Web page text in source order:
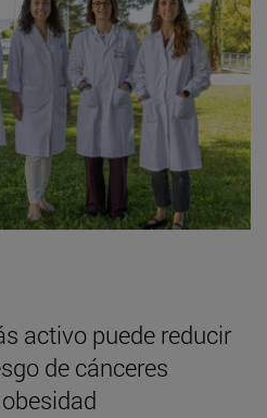
activo puede reducir
de cánceres